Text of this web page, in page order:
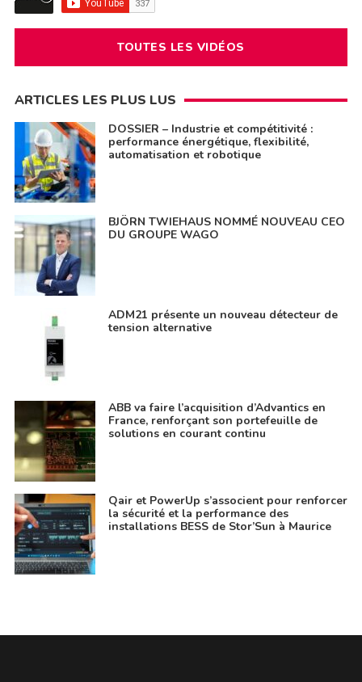
TOUTES LES VIDÉOS
ARTICLES LES PLUS LUS
DOSSIER – Industrie et compétitivité :
performance énergétique, flexibilité,
automatisation et robotique
BJÖRN TWIEHAUS NOMMÉ NOUVEAU CEO
DU GROUPE WAGO
ADM21 présente un nouveau détecteur de
tension alternative
ABB va faire l’acquisition d’Advantics en
France, renforçant son portefeuille de
solutions en courant continu
Qair et PowerUp s’associent pour renforcer
la sécurité et la performance des
installations BESS de Stor’Sun à Maurice